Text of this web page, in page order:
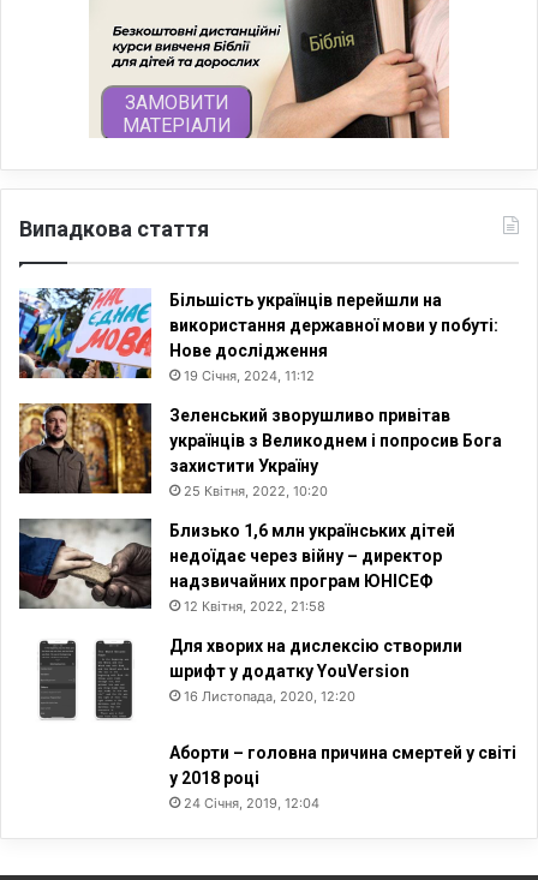
Випадкова стаття
Більшість українців перейшли на
використання державної мови у побуті:
Нове дослідження
19 Січня, 2024, 11:12
Зеленський зворушливо привітав
українців з Великоднем і попросив Бога
захистити Україну
25 Квітня, 2022, 10:20
Близько 1,6 млн українських дітей
недоїдає через війну – директор
надзвичайних програм ЮНІСЕФ
12 Квітня, 2022, 21:58
Для хворих на дислексію створили
шрифт у додатку YouVersion
16 Листопада, 2020, 12:20
Аборти – головна причина смертей у світі
у 2018 році
24 Січня, 2019, 12:04